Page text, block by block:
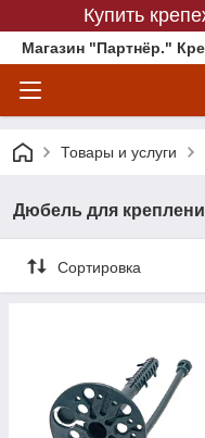
Купить
Магазин "Партнёр."
Товары и услуги
Дюбель для
Сортировка